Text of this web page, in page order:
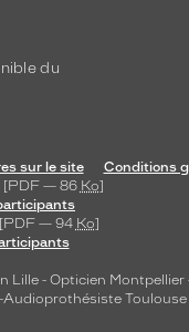
du
sur le site
Conditions
[PDF — 86 Ko]
[PDF — 94 Ko]
Lille - Opticien Montpellier
-Audioprothésiste Toulouse